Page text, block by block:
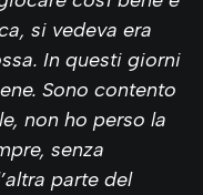
si vedeva era
In questi giorni
Sono contento
non ho perso la
senza
parte del